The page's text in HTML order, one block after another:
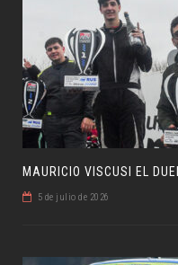
MAURICIO VISCUSI EL
5 de julio de 2026